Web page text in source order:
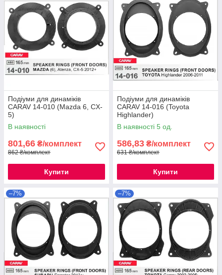
Подіуми для динаміків
CARAV 14-010 (Mazda 6, CX-
5)
В наявності
801,66 ₴/комплект
862 ₴/комплект
Купити
Подіуми для динаміків
CARAV 14-016 (Toyota
Highlander)
В наявності 5 од.
586,83 ₴/комплект
631 ₴/комплект
Купити
–7% –7%